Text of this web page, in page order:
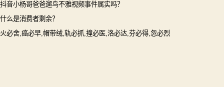
抖音小杨哥爸爸遛鸟不雅视频事件属实吗？
什么是消费者剩余？
火必舍,癌必早,帽带绒,轨必抓,撞必医,洛必达,芬必得,忽必烈